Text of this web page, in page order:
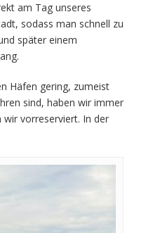
am Tag unseres
sodass man schnell zu
später einem
Häfen gering, zumeist
sind, haben wir immer
vorreserviert. In der